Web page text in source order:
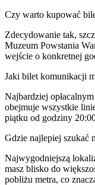
Czy warto kupować
Zdecydowanie tak,
Muzeum Powstania
wejście o konkretnej
Jaki bilet komunikacji
Najbardziej
obejmuje wszystkie
piątku od godziny
Gdzie najlepiej szukać
Najwygodniejszą
masz blisko do
pobliżu metra, co